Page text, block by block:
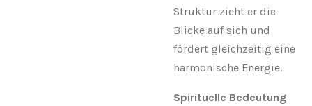
Struktur zieht er die
Blicke auf sich und
fördert gleichzeitig eine
harmonische Energie.
Spirituelle Bedeutung